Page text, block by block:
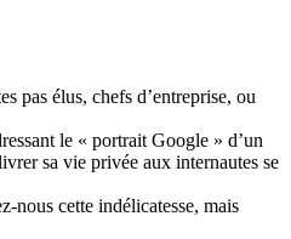
pas élus, chefs d’entreprise, ou
le « portrait Google » d’un
sa vie privée aux internautes se
nous cette indélicatesse, mais